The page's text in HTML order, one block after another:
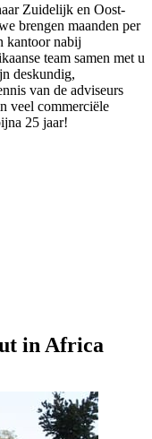
Zuidelijk en Oost-
brengen maanden per
kantoor nabij
team samen met u
deskundig,
van de adviseurs
veel commerciële
25 jaar!
in Africa